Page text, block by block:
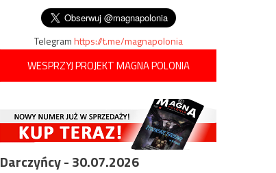
Telegramhttps://t.me/magnapolonia
WESPRZYJ PROJEKT MAGNA POLONIA
Darczyńcy - 30.07.2026